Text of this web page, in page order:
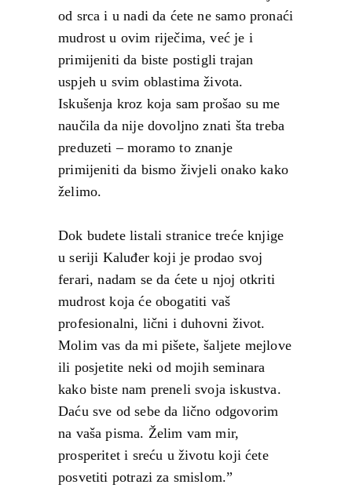
od srca i u nadi da ćete ne samo pronaći
mudrost u ovim riječima, već je i
primijeniti da biste postigli trajan
uspjeh u svim oblastima života.
Iskušenja kroz koja sam prošao su me
naučila da nije dovoljno znati šta treba
preduzeti – moramo to znanje
primijeniti da bismo živjeli onako kako
želimo.
Dok budete listali stranice treće knjige
u seriji Kaluđer koji je prodao svoj
ferari, nadam se da ćete u njoj otkriti
mudrost koja će obogatiti vaš
profesionalni, lični i duhovni život.
Molim vas da mi pišete, šaljete mejlove
ili posjetite neki od mojih seminara
kako biste nam preneli svoja iskustva.
Daću sve od sebe da lično odgovorim
na vaša pisma. Želim vam mir,
prosperitet i sreću u životu koji ćete
posvetiti potrazi za smislom.”